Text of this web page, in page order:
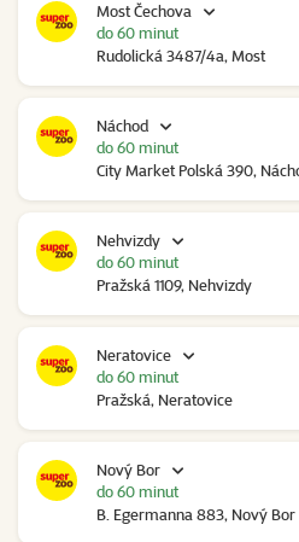
Most Čechova
Rudolická 3487/4a, Most
do 60 minut
Náchod
City Market Polská 390,
do 60 minut
Nehvizdy
Pražská 1109, Nehvizdy
do 60 minut
Neratovice
Pražská, Neratovice
do 60 minut
Nový Bor
B. Egermanna 883, Nový Bor
do 60 minut